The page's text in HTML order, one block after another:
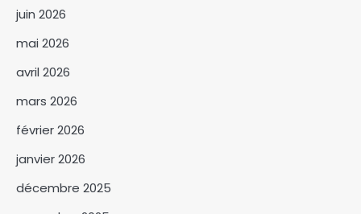
juin 2026
mai 2026
avril 2026
mars 2026
février 2026
janvier 2026
décembre 2025